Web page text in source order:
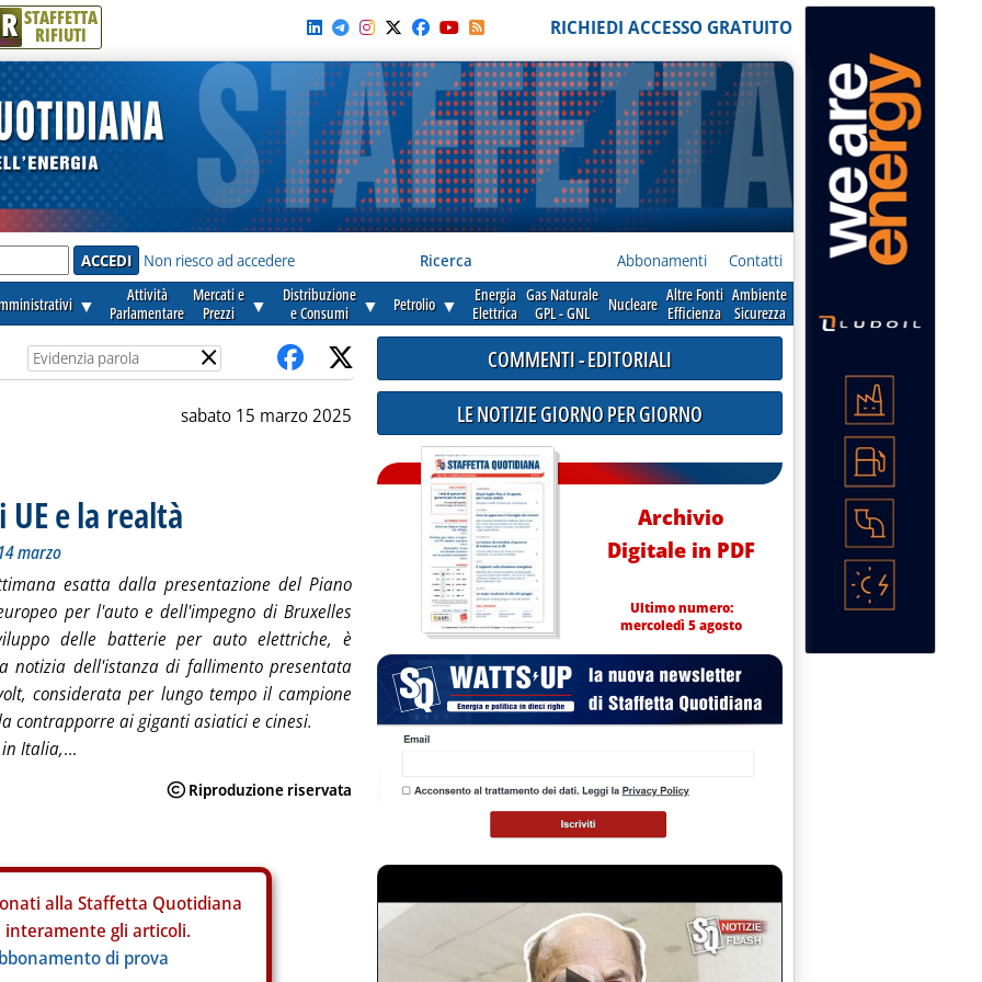
R STAFFETTA
RIFIUTI RICHIEDI ACCESSO GRATUITO
Non riesco ad accedere Ricerca Abbonamenti Contatti
▼
Attività
Parlamentare
Mercati e
Prezzi
▼
Distribuzione
e Consumi
▼ Petrolio ▼
Energia
Elettrica
Gas Naturale
GPL - GNL
Nucleare Altre Fonti
Efficienza
Ambiente
Sicurezza
×
sabato 15 marzo 2025
e la realtà
marzo
esatta dalla presentazione del Piano
per l'auto e dell'impegno di Bruxelles
delle batterie per auto elettriche, è
notizia dell'istanza di fallimento presentata
considerata per lungo tempo il campione
contrapporre ai giganti asiatici e cinesi.
Italia,...
alla Staffetta Quotidiana
interamente gli articoli.
di prova
COMMENTI - EDITORIALI
LE NOTIZIE GIORNO PER GIORNO
Archivio
Digitale in PDF
Ultimo numero:
mercoledì 5 agosto